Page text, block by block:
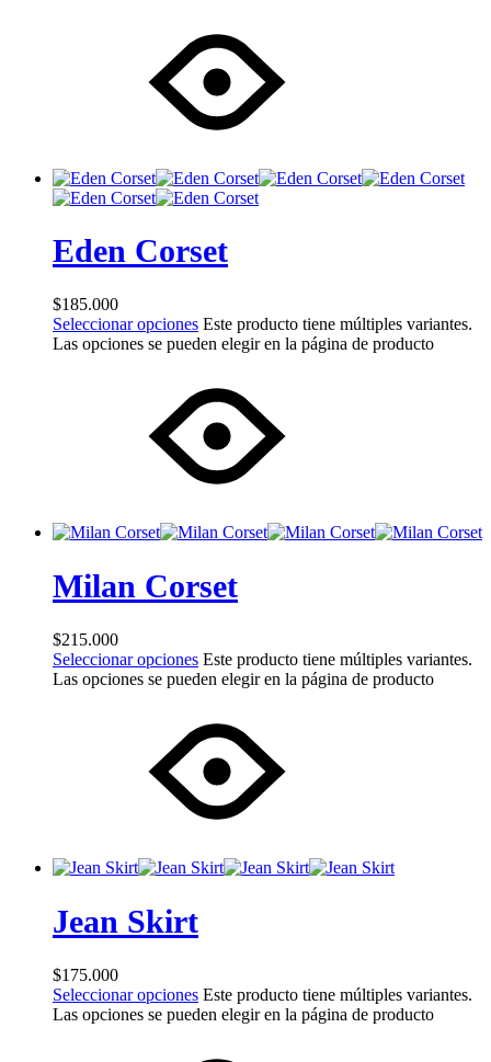
Eden Corset
$185.000
Seleccionar opciones Este producto tiene múltiples variantes.
Las opciones se pueden elegir en la página de producto
Milan Corset
$215.000
Seleccionar opciones Este producto tiene múltiples variantes.
Las opciones se pueden elegir en la página de producto
Jean Skirt
$175.000
Seleccionar opciones Este producto tiene múltiples variantes.
Las opciones se pueden elegir en la página de producto